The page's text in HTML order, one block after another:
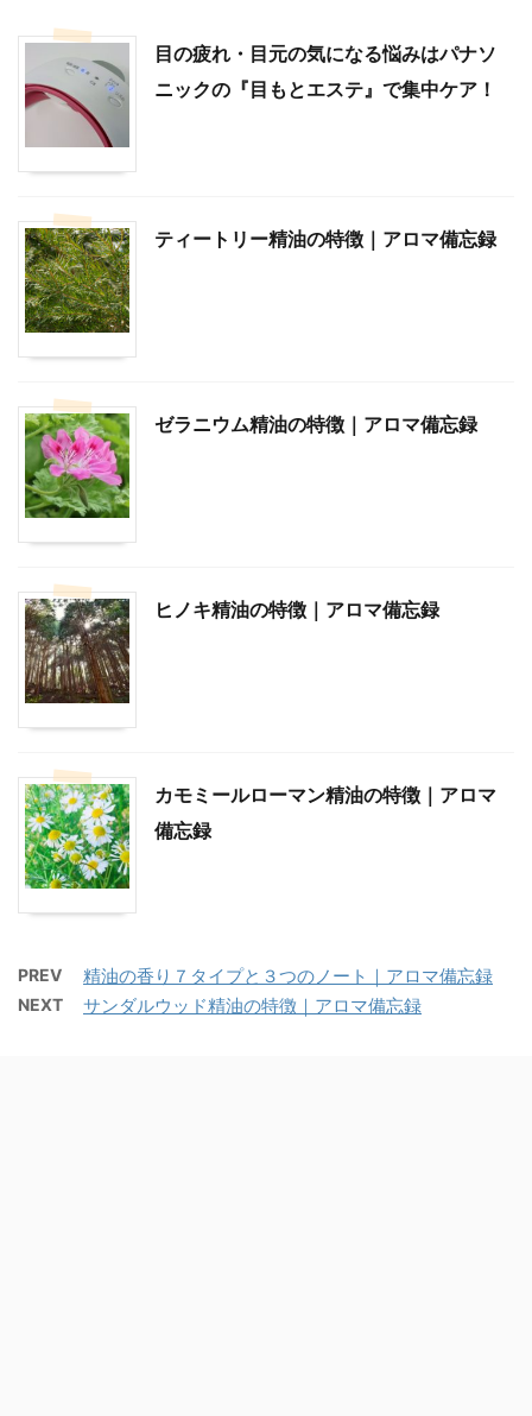
目の疲れ・目元の気になる悩みはパナソ
ニックの『目もとエステ』で集中ケア！
ティートリー精油の特徴｜アロマ備忘録
ゼラニウム精油の特徴｜アロマ備忘録
ヒノキ精油の特徴｜アロマ備忘録
カモミールローマン精油の特徴｜アロマ
備忘録
PREV 精油の香り７タイプと３つのノート｜アロマ備忘録
NEXT サンダルウッド精油の特徴｜アロマ備忘録